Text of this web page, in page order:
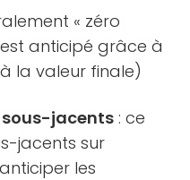
« zéro
est anticipé grâce à
la valeur finale)
sous-jacents : ce
jacents sur
les